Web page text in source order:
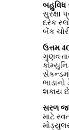
બહુવિધ
સુરક્ષા
દરેક
બેંક
ઉત્તમ
ભાડાનો
શકાય
સરળ
માટે